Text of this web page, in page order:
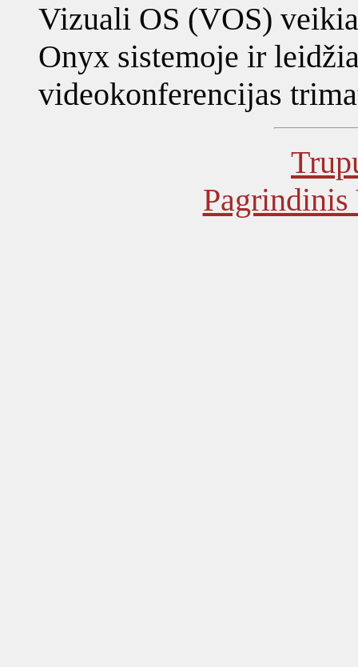
Vizuali OS (VOS)
Onyx sistemoje ir
videokonferencijas